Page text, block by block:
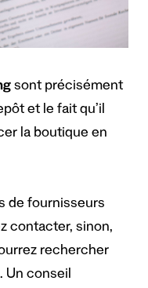
sont précisément
et le fait qu’il
la boutique en
de fournisseurs
contacter, sinon,
rechercher
Un conseil